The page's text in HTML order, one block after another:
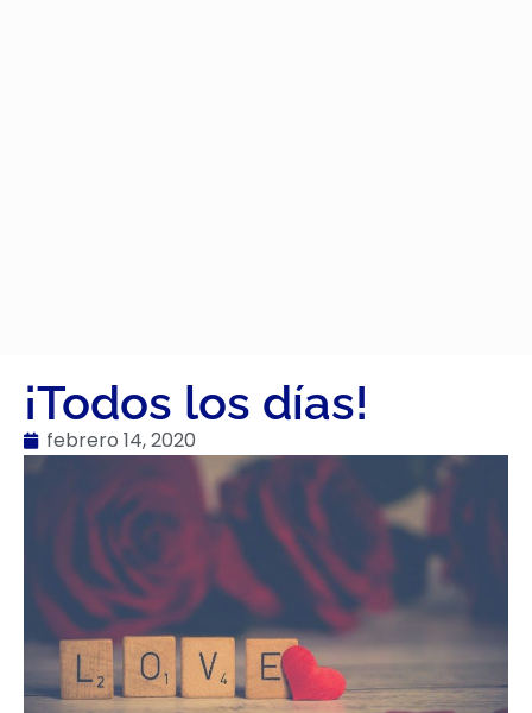
¡Todos los días!
febrero 14, 2020